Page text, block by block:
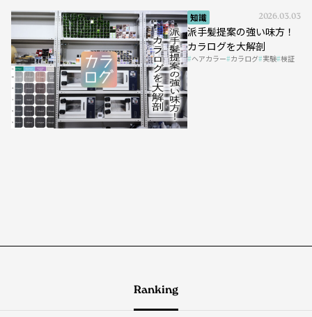
知識 2026.03.03
派手髪提案の強い味方！
カラログを大解剖
ヘアカラー カラログ 実験 検証
Ranking